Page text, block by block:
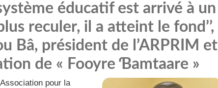
éducatif est arrivé à un
reculer, il a atteint le fond’’,
Bâ, président de l’ARPRIM et
de « Fooyre Ɓamtaare »
pour la